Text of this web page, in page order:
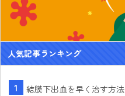
人気記事ランキング
結膜下出血を早く治す方法